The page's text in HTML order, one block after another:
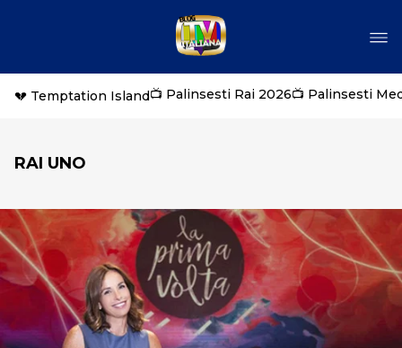
💔 Temptation Island📺 Palinsesti Rai 2026📺 Palinsesti
RAI UNO